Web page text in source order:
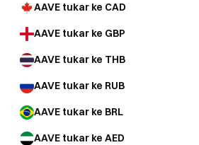
AAVE tukar ke CAD
AAVE tukar ke GBP
AAVE tukar ke THB
AAVE tukar ke RUB
AAVE tukar ke BRL
AAVE tukar ke AED